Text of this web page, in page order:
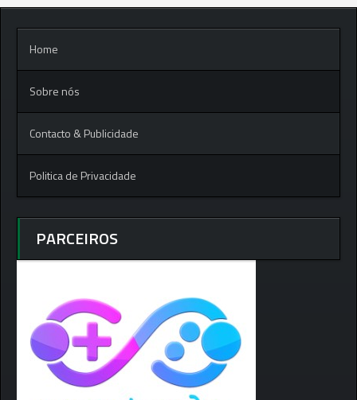
Home
Sobre nós
Contacto & Publicidade
Politica de Privacidade
PARCEIROS